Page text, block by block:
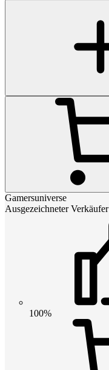
Gamersuniverse
Ausgezeichneter Verkäufer
100%